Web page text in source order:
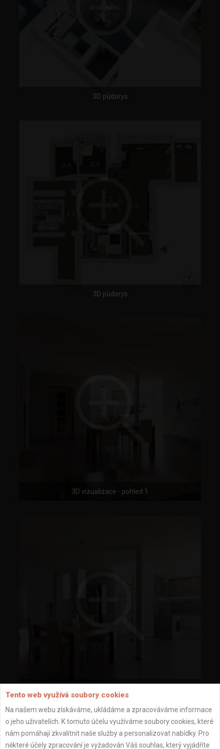
3D půdorys
3D půdorys
3D vizualizace - pohled 1
Tento web využívá soubory cookies
Na našem webu získáváme, ukládáme a zpracováváme informace
o jeho uživatelích. K tomuto účelu využíváme soubory cookies, které
nám pomáhají zkvalitnit naše služby a personalizovat nabídky. Pro
některé účely zpracování je vyžadován Váš souhlas, který vyjádříte